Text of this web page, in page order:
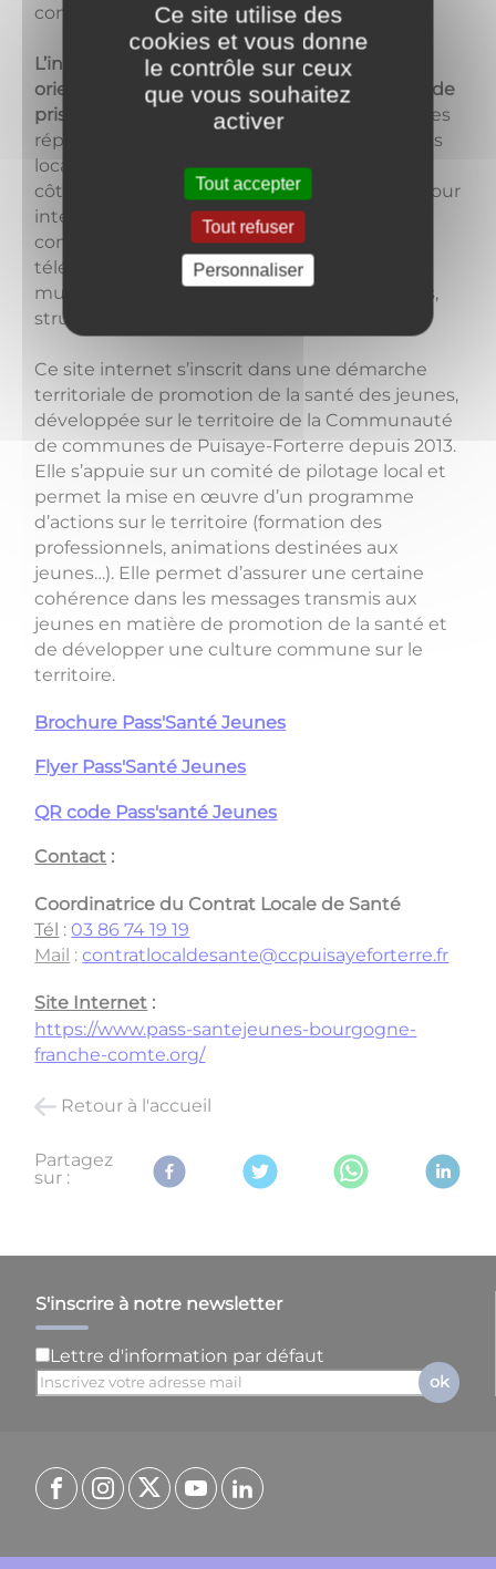
connaissances.
L’intérêt de ce siteest également de pouvoir
orienter les jeunes vers des lieux d’accueil et de
prise en charge
, à travers une base de données
répertoriant plusieurs centaines de structures
locales.
Les professionnels peuvent, de leur
côté, y trouver une sélection de ressources pour
intervenir auprès des jeunes : éléments de
contexte, outils d’intervention, documents à
télécharger, sites de référence, supports
multimédia, exemples de stratégies efficaces,
structures locales.
Ce site internet s’inscrit dans unedémarche
territorialede promotion de la santé des jeunes,
développée sur le territoire de la Communauté
de communes de Puisaye-Forterre depuis 2013.
Elle s’appuie sur un comité de pilotage local et
permet la mise en œuvre d’un programme
d’actions sur le territoire (formation des
professionnels, animations destinées aux
jeunes…). Elle permet d’assurer une certaine
cohérence dans les messages transmis aux
jeunes en matière de promotion de la santé et
de développer une culture commune sur le
territoire.
Brochure Pass'Santé Jeunes
Flyer Pass'Santé Jeunes
QR code Pass'santé Jeunes
Contact :
Coordinatrice du Contrat Locale de Santé
Tél : 03 86 74 19 19
Mail :contratlocaldesante@ccpuisayeforterre.fr
Site Internet :
https://www.pass-santejeunes-bourgogne-
franche-comte.org/
Retour à l'accueil
Partagez
sur :
S'inscrire à notre newsletter
Lettre d'information par défaut
ok
Ce site utilise des
cookies et vous donne
le contrôle sur ceux
que vous souhaitez
activer
Tout accepter
Tout refuser
Personnaliser